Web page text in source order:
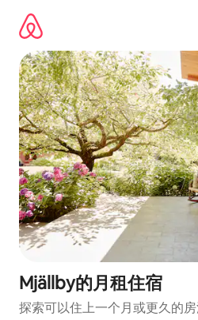
Mjällby的月租住宿
探索可以住上一个月或更久的房